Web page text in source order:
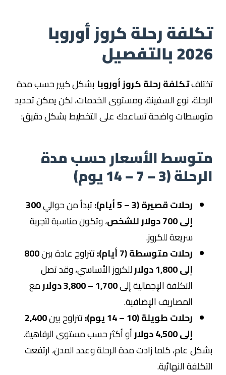
تكلفة رحلة كروز أوروبا
2026 بالتفصيل
تختلفتكلفة رحلة كروز أوروبا بشكل كبير حسب مدة
الرحلة، نوع السفينة، ومستوى الخدمات، لكن يمكن تحديد
متوسطات واضحة تساعدك على التخطيط بشكل دقيق:
متوسط الأسعار حسب مدة
الرحلة (3 – 7 – 14 يوم)
رحلات قصيرة (3 – 5 أيام): تبدأ من حوالي300
إلى 700 دولار للشخص
، وتكون مناسبة لتجربة
سريعة للكروز.
رحلات متوسطة (7 أيام):
تتراوح عادة بين800
إلى 1,800 دولار
للكروز الأساسي، وقد تصل
التكلفة الإجمالية إلى1,700 – 3,800 دولار
مع
المصاريف الإضافية.
رحلات طويلة (10 – 14 يوم):
تتراوح بين2,400
إلى 4,500 دولار
أو أكثر حسب مستوى الرفاهية.
بشكل عام، كلما زادت مدة الرحلة وعدد المدن، ارتفعت
التكلفة النهائية.